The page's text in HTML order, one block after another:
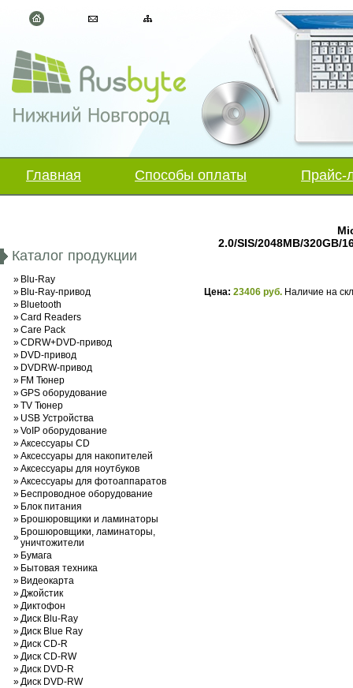
Главная Способы оплаты Прайс-
Каталог продукции
» Blu-Ray
» Blu-Ray-привод
» Bluetooth
»Card Readers
»Care Pack
»CDRW+DVD-привод
» DVD-привод
» DVDRW-привод
» FM Тюнер
»GPS оборудование
»TV Тюнер
» USB Устройства
»VoIP оборудование
»Аксессуары CD
»Аксессуары для накопителей
»Аксессуары для ноутбуков
»Аксессуары для фотоаппаратов
» Беспроводное оборудование
» Блок питания
» Брошюровщики и ламинаторы
» Брошюровщики, ламинаторы,
уничтожители
» Бумага
» Бытовая техника
» Видеокарта
»Джойстик
»Диктофон
»Диск Blu-Ray
»Диск Blue Ray
»Диск CD-R
»Диск CD-RW
»Диск DVD-R
»Диск DVD-RW
2.0/SIS/2048MB/320GB/
Цена:23406 руб. Наличие на